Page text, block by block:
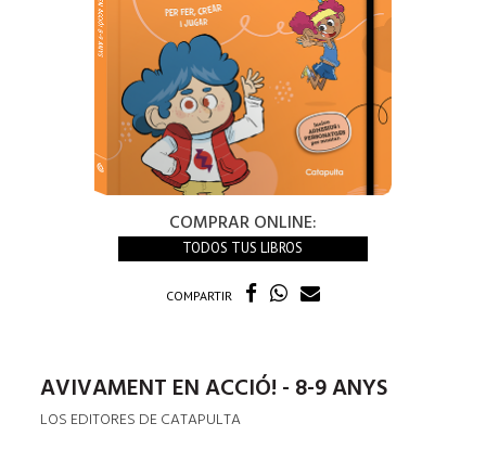
COMPRAR ONLINE:
TODOS TUS LIBROS
COMPARTIR
AVIVAMENT EN ACCIÓ! - 8-9 ANYS
LOS EDITORES DE CATAPULTA